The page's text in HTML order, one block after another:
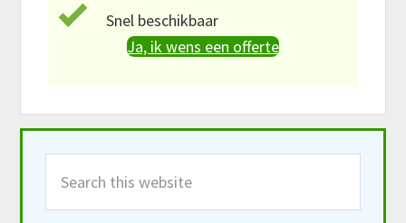
Snel beschikbaar
Ja, ik wens een offerte
Primary
Sidebar
this
website